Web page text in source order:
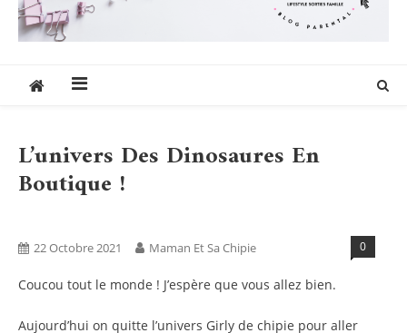
L’univers Des Dinosaures En
Boutique !
22 Octobre 2021 Maman Et Sa Chipie 0
Coucou tout le monde ! J’espère que vous allez bien.
Aujourd’hui on quitte l’univers Girly de chipie pour aller